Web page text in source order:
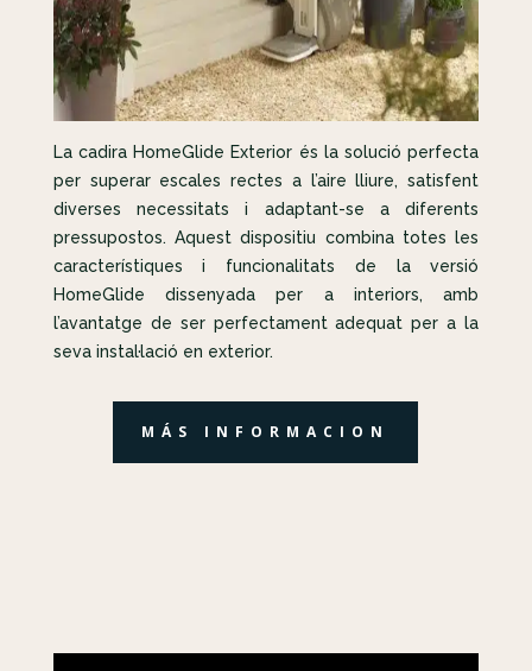
La cadira HomeGlide Exterior és la solució perfecta
per superar escales rectes a l’aire lliure, satisfent
diverses necessitats i adaptant-se a diferents
pressupostos. Aquest dispositiu combina totes les
característiques i funcionalitats de la versió
HomeGlide dissenyada per a interiors, amb
l’avantatge de ser perfectament adequat per a la
seva instal·lació en exterior.
MÁS INFORMACION